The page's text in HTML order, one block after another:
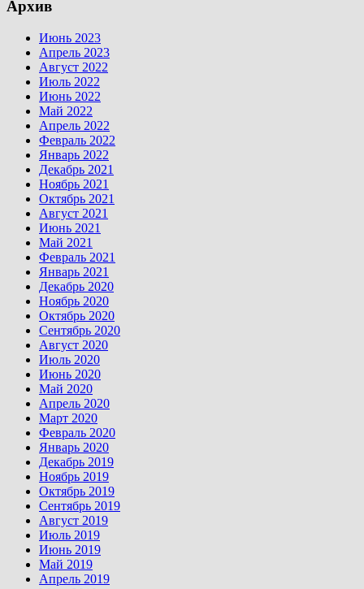
Архив
Июнь 2023
Апрель 2023
Август 2022
Июль 2022
Июнь 2022
Май 2022
Апрель 2022
Февраль 2022
Январь 2022
Декабрь 2021
Ноябрь 2021
Октябрь 2021
Август 2021
Июнь 2021
Май 2021
Февраль 2021
Январь 2021
Декабрь 2020
Ноябрь 2020
Октябрь 2020
Сентябрь 2020
Август 2020
Июль 2020
Июнь 2020
Май 2020
Апрель 2020
Март 2020
Февраль 2020
Январь 2020
Декабрь 2019
Ноябрь 2019
Октябрь 2019
Сентябрь 2019
Август 2019
Июль 2019
Июнь 2019
Май 2019
Апрель 2019